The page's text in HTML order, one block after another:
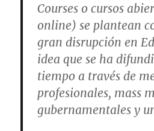
Courses o cursos
online) se plantean
gran disrupción en
idea que se ha
tiempo a través de
profesionales, mass
gubernamentales y